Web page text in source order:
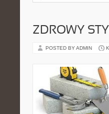
ZDROWY
POSTED BY ADMIN